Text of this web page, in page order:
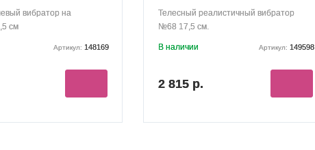
вибратор на
см
Артикул: 148169
Телесный реалистичный вибратор
№68 17,5 см.
В наличии Артикул: 149598
2 815 р.